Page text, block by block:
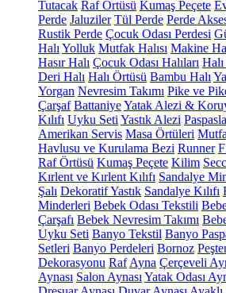
Tutacak Raf Örtüsü Kumaş Peçete
Perde Jaluziler Tül Perde Perde
Rustik Perde Çocuk Odası Perdesi
Halı Yolluk Mutfak Halısı Makine
Hasır Halı Çocuk Odası Halıları Halı
Deri Halı Halı Örtüsü Bambu Halı
Yorgan Nevresim Takımı Pike ve
Çarşaf BattaniyeYatak Alezi &
Kılıfı Uyku Seti Yastık Alezi
Amerikan Servis Masa Örtüleri
Havlusu ve Kurulama Bezi Runner
Raf Örtüsü Kumaş Peçete Kilim
Kırlent ve Kırlent Kılıfı Sandalye
Şalı Dekoratif Yastık Sandalye Kılıfı
Minderleri Bebek Odası Tekstili
Çarşafı Bebek Nevresim Takımı
Uyku Seti Banyo Tekstil Banyo
Setleri Banyo Perdeleri Bornoz
Dekorasyonu Raf Ayna Çerçeveli
Aynası Salon Aynası Yatak Odası